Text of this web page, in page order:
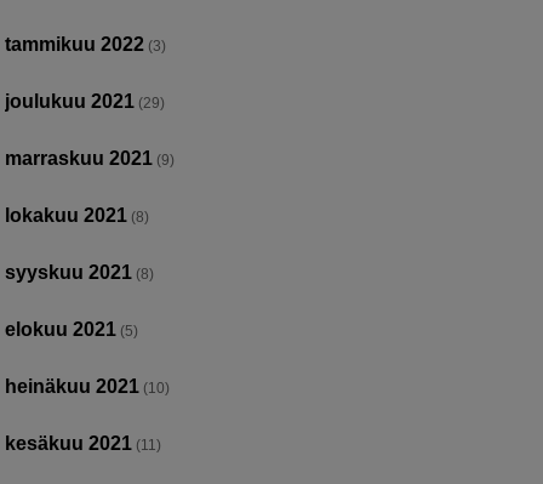
tammikuu 2022 (3)
joulukuu 2021 (29)
marraskuu 2021 (9)
lokakuu 2021 (8)
syyskuu 2021 (8)
elokuu 2021 (5)
heinäkuu 2021 (10)
kesäkuu 2021 (11)